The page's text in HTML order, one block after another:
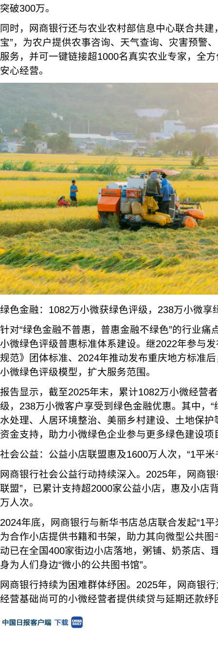
突破300万。
同时，网商银行还与农业农村部信息中心联合共建
宝”，为农户提供农事咨询、天气查询、灾害预警
服务，并可一键链接超1000名真实农业专家，全
安心经营。
绿色金融：1082万小微获绿色评级，238万小微享
针对“绿色金融不普惠，普惠金融不绿色”的行业痛
小微绿色评级普惠标准体系建设。继2022年参与
规范》团体标准、2024年推动发布重庆地方标准
小微绿色评级模型，扩大服务范围。
报告显示，截至2025年末，累计1082万小微经营
级，238万小微客户享受到绿色金融优惠。其中，“
水处理、人居环境整治、美丽乡村建设、土地保
资金支持，助力小微绿色企业参与更多绿色建设项
社会公益：公益小店联盟惠及1600万人次，“1平
网商银行社会公益行动持续深入。2025年，网商
联盟”，已累计支持超2000家公益小店，惠及小店
万人次。
2024年底，网商银行与新华书店总店联合发起“1
为合作小店提供书籍和书架，助力其向微型公共
动已在全国400家街边小店落地，粥铺、奶茶店、
身为人们身边“微小的公共图书馆”。
网商银行持续为困难群体纾困。2025年，网商银
经营基础尚可的小微经营者提供续贷与延期还款纾